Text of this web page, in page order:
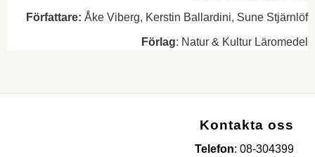
Författare: Åke Viberg, Kerstin Ballardini, Sune Stjärnlöf
Förlag: Natur & Kultur Läromedel
Kontakta oss
Telefon: 08-304399